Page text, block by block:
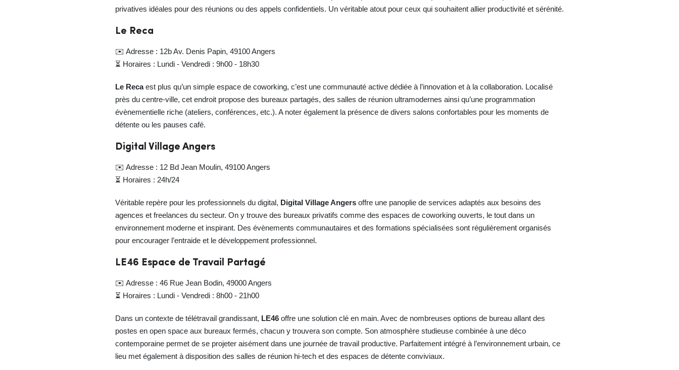
privatives idéales pour des réunions ou des appels confidentiels. Un véritable atout pour ceux qui souhaitent allier productivité et sérénité.
Le Reca
✉️ Adresse : 12b Av. Denis Papin, 49100 Angers
⏳ Horaires : Lundi - Vendredi : 9h00 - 18h30
Le Recaest plus qu’un simple espace de coworking, c’est une communauté active dédiée à l’innovation et à la collaboration. Localisé
près du centre-ville, cet endroit propose des bureaux partagés, des salles de réunion ultramodernes ainsi qu’une programmation
évènementielle riche (ateliers, conférences, etc.). A noter également la présence de divers salons confortables pour les moments de
détente ou les pauses café.
Digital Village Angers
✉️ Adresse : 12 Bd Jean Moulin, 49100 Angers
⏳ Horaires : 24h/24
Véritable repère pour les professionnels du digital, Digital Village Angers offre une panoplie de services adaptés aux besoins des
agences et freelances du secteur. On y trouve des bureaux privatifs comme des espaces de coworking ouverts, le tout dans un
environnement moderne et inspirant. Des évènements communautaires et des formations spécialisées sont régulièrement organisés
pour encourager l’entraide et le développement professionnel.
LE46 Espace de Travail Partagé
✉️ Adresse : 46 Rue Jean Bodin, 49000 Angers
⏳ Horaires : Lundi - Vendredi : 8h00 - 21h00
Dans un contexte de télétravail grandissant, LE46 offre une solution clé en main. Avec de nombreuses options de bureau allant des
postes en open space aux bureaux fermés, chacun y trouvera son compte. Son atmosphère studieuse combinée à une déco
contemporaine permet de se projeter aisément dans une journée de travail productive. Parfaitement intégré à l’environnement urbain, ce
lieu met également à disposition des salles de réunion hi-tech et des espaces de détente conviviaux.